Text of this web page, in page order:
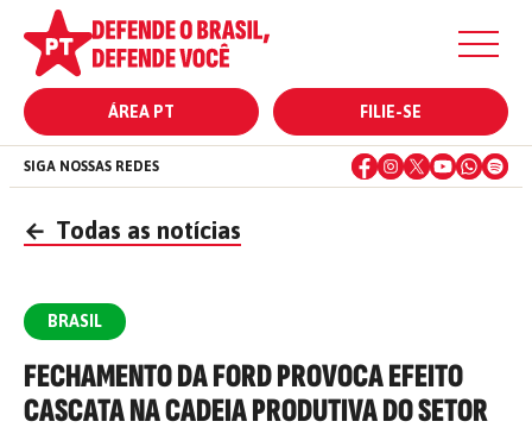
ÁREA PT FILIE-SE
SIGA NOSSAS REDES
← Todas as notícias
BRASIL
FECHAMENTO DA FORD PROVOCA EFEITO
CASCATA NA CADEIA PRODUTIVA DO SETOR